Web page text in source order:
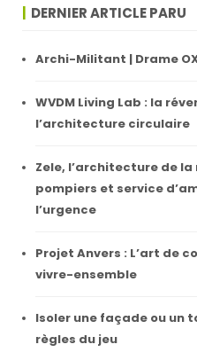
DERNIER ARTICLE PARU
Archi-Militant | Drame
WVDM Living Lab : la
l’architecture circulaire
Zele, l’architecture de
pompiers et service
l’urgence
Projet Anvers : L’art de
vivre-ensemble
Isoler une façade ou un
règles du jeu